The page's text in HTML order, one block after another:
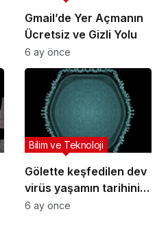
Gmail’de Yer Açmanın
Ücretsiz ve Gizli Yolu
6 ay önce
Gölette keşfedilen dev
virüs yaşamın tarihini
değiştirebilir
Bilim ve Teknoloji
6 ay önce